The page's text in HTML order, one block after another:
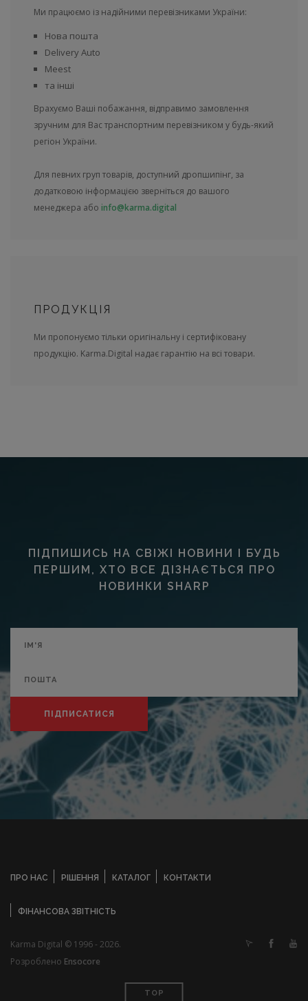
Ми працюємо із надійними перевізниками України:
Нова пошта
Delivery Auto
Meest
та інші
Врахуємо Ваші побажання, відправимо замовлення
зручним для Вас транспортним перевізником у будь-який
регіон України.
Для певних груп товарів, доступний дропшипінг, за
додатковою інформацією зверніться до вашого
менеджера або info@karma.digital
ПРОДУКЦІЯ
Ми пропонуємо тільки оригінальну і сертифіковану
продукцію. Karma.Digital надає гарантію на всі товари.
ПІДПИШИСЬ НА СВІЖІ НОВИНИ І БУДЬ
ПЕРШИМ, ХТО ВСЕ ДІЗНАЄТЬСЯ ПРО
НОВИНКИ SHARP
ПІДПИСАТИСЯ
ПРО НАС РІШЕННЯ КАТАЛОГ КОНТАКТИ
ФІНАНСОВА ЗВІТНІСТЬ
Karma Digital © 1996 - 2026.
Розроблено Ensocore
TOP